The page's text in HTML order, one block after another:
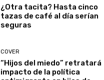
¿Otra tacita? Hasta cinco
tazas de café al día serían
seguras
COVER
“Hijos del miedo” retratará
impacto de la política